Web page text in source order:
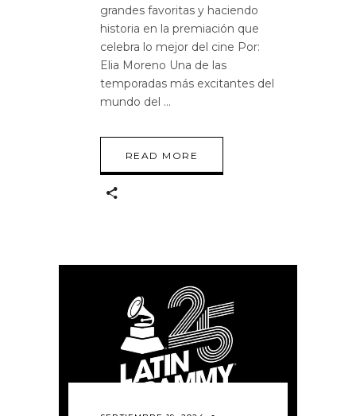
grandes favoritas y haciendo
historia en la premiación que
celebra lo mejor del cine Por:
Elia Moreno Una de las
temporadas más excitantes del
mundo del
READ MORE